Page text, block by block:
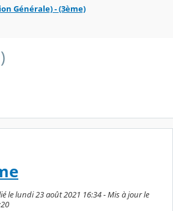
Générale) - (3ème)
le lundi 23 août 2021 16:34 - Mis à jour le